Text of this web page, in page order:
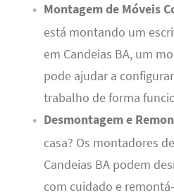
Montagem de Móveis
está montando um
em Candeias BA, um
pode ajudar a
trabalho de forma
Desmontagem e
casa? Os montadores
Candeias BA podem
com cuidado e